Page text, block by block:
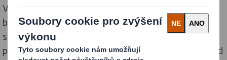
Věříme, že klíčem k lepší, udržitelnější a otevřenější
budoucnosti jsou správní lidé. Hledáme ty, kteří chtějí
skutečně něco dokázat. Kolegy, kteří se vzájemně
podporují a každý den svou prací přispívají ke změně. Od